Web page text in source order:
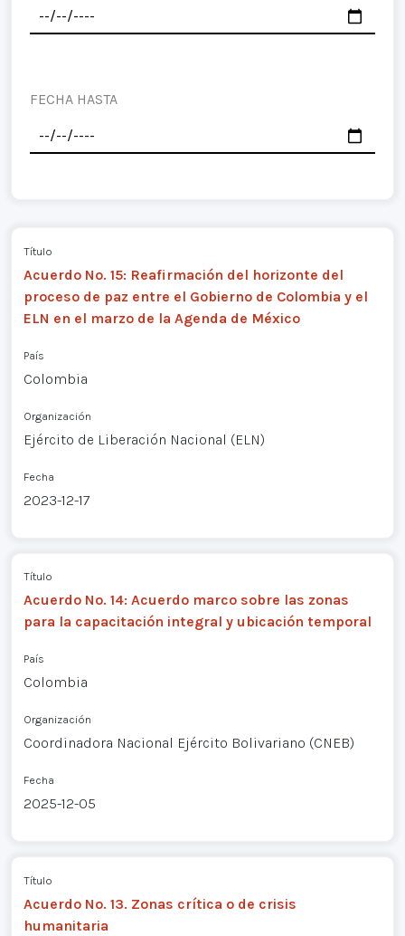
FECHA HASTA
Título
Acuerdo No. 15: Reafirmación del horizonte del
proceso de paz entre el Gobierno de Colombia y el
ELN en el marzo de la Agenda de México
País
Colombia
Organización
Ejército de Liberación Nacional (ELN)
Fecha
2023-12-17
Título
Acuerdo No. 14: Acuerdo marco sobre las zonas
para la capacitación integral y ubicación temporal
País
Colombia
Organización
Coordinadora Nacional Ejército Bolivariano (CNEB)
Fecha
2025-12-05
Título
Acuerdo No. 13. Zonas crítica o de crisis
humanitaria